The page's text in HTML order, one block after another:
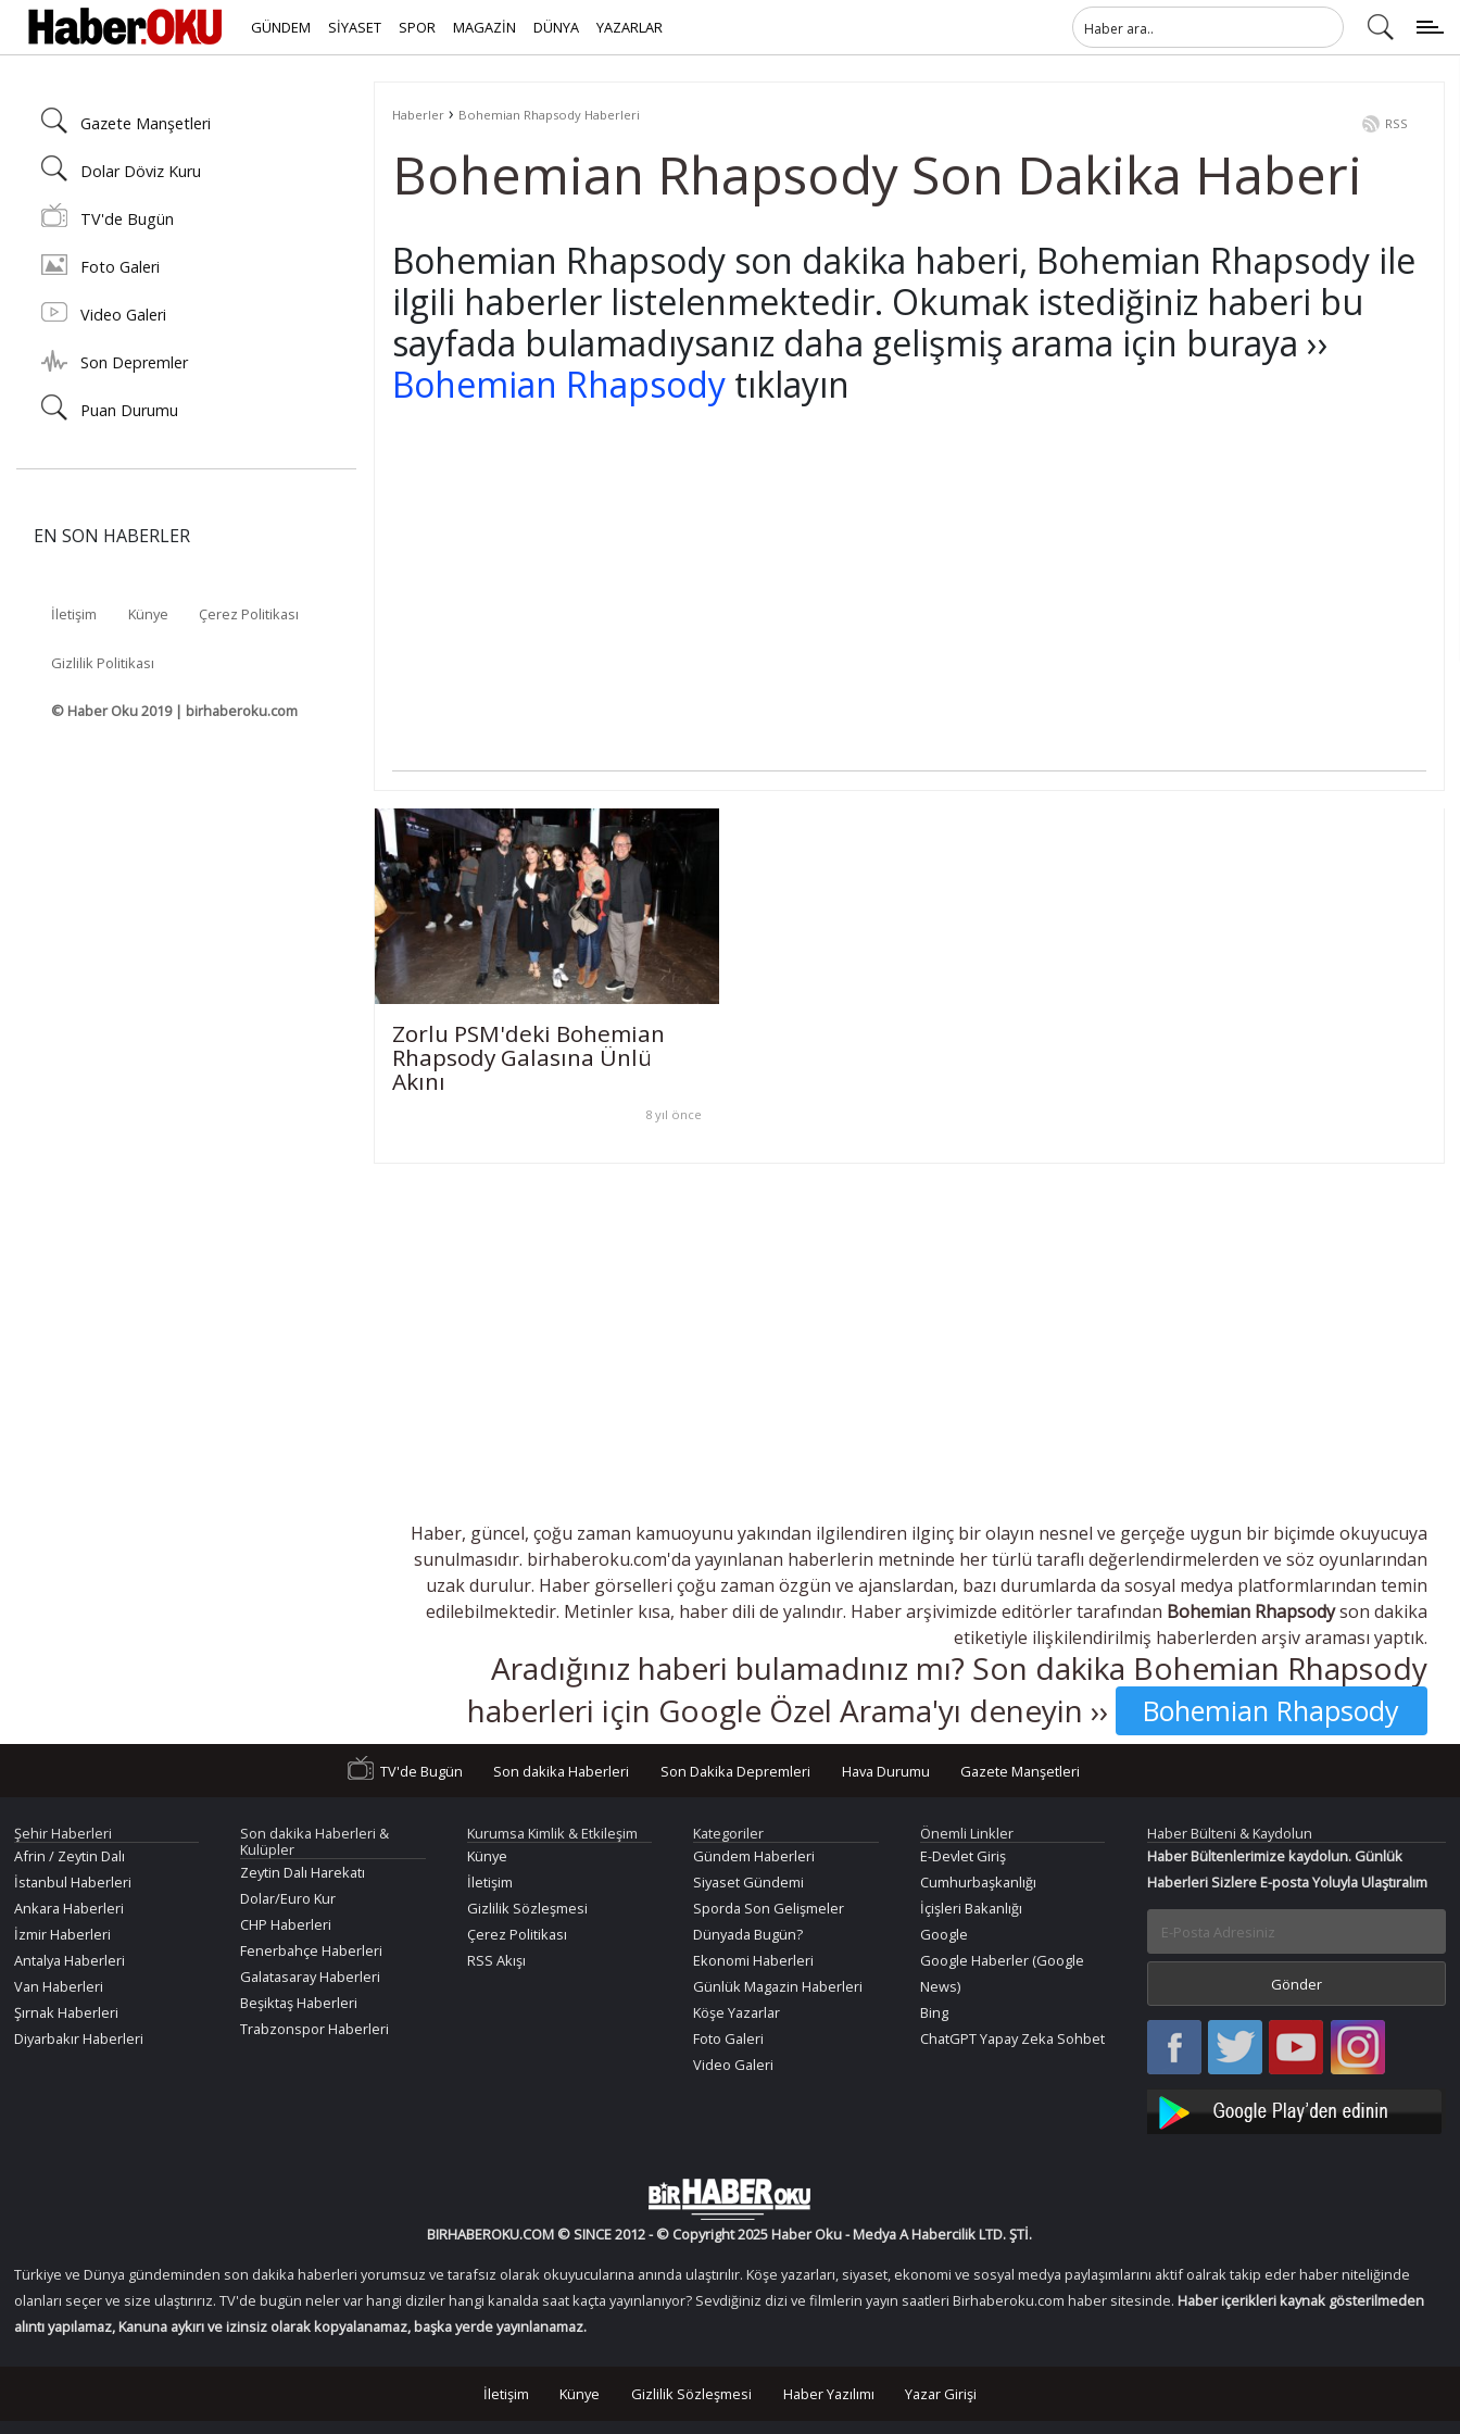
GÜNDEM SİYASET SPOR MAGAZİN DÜNYA YAZARLAR
Haberler› Bohemian Rhapsody Haberleri
RSS
Bohemian Rhapsody Son Dakika Haberi
Bohemian Rhapsody son dakika haberi, Bohemian Rhapsody ile
ilgili haberler listelenmektedir. Okumak istediğiniz haberi bu
sayfada bulamadıysanız daha gelişmiş arama için buraya ››
Bohemian Rhapsodytıklayın
Zorlu PSM'deki Bohemian
Rhapsody Galasına Ünlü
Akını
8 yıl önce
Haber, güncel, çoğu zaman kamuoyunu yakından ilgilendiren ilginç bir olayın nesnel ve gerçeğe uygun bir biçimde okuyucuya
sunulmasıdır. birhaberoku.com'da yayınlanan haberlerin metninde her türlü taraflı değerlendirmelerden ve söz oyunlarından
uzak durulur. Haber görselleri çoğu zaman özgün ve ajanslardan, bazı durumlarda da sosyal medya platformlarından temin
edilebilmektedir. Metinler kısa, haber dili de yalındır. Haber arşivimizde editörler tarafından Bohemian Rhapsodyson dakika
etiketiyle ilişkilendirilmiş haberlerden arşiv araması yaptık.
Aradığınız haberi bulamadınız mı? Son dakika Bohemian Rhapsody
haberleri için Google Özel Arama'yı deneyin ››
Bohemian Rhapsody
Gazete Manşetleri
Dolar Döviz Kuru
TV'de Bugün
Foto Galeri
Video Galeri
Son Depremler
Puan Durumu
EN SON HABERLER
İletişim Künye Çerez Politikası
Gizlilik Politikası
© Haber Oku 2019 | birhaberoku.com
TV'de Bugün Son dakika Haberleri Son Dakika Depremleri Hava Durumu Gazete Manşetleri
Şehir Haberleri
Afrin / Zeytin Dalı
İstanbul Haberleri
Ankara Haberleri
İzmir Haberleri
Antalya Haberleri
Van Haberleri
Şırnak Haberleri
Diyarbakır Haberleri
Son dakika Haberleri &
Kulüpler
Zeytin Dalı Harekatı
Dolar/Euro Kur
CHP Haberleri
Fenerbahçe Haberleri
Galatasaray Haberleri
Beşiktaş Haberleri
Trabzonspor Haberleri
Kurumsa Kimlik & Etkileşim
Künye
İletişim
Gizlilik Sözleşmesi
Çerez Politikası
RSS Akışı
Kategoriler
Gündem Haberleri
Siyaset Gündemi
Sporda Son Gelişmeler
Dünyada Bugün?
Ekonomi Haberleri
Günlük Magazin Haberleri
Köşe Yazarlar
Foto Galeri
Video Galeri
Önemli Linkler
E-Devlet Giriş
Cumhurbaşkanlığı
İçişleri Bakanlığı
Google
Google Haberler (Google
News)
Bing
ChatGPT Yapay Zeka Sohbet
Haber Bülteni & Kaydolun
Haber Bültenlerimize kaydolun. Günlük
Haberleri Sizlere E-posta Yoluyla Ulaştıralım
Haber
Oku
Haber
Oku
Bir
Haber
YouTube
Bir
Haber
Instagram
BIRHABEROKU.COM © SINCE 2012 - © Copyright 2025 Haber Oku - Medya A Habercilik LTD. ŞTİ.
Türkiye ve Dünya gündeminden son dakika haberleri yorumsuz ve tarafsız olarak okuyucularına anında ulaştırılır. Köşe yazarları, siyaset, ekonomi ve sosyal medya paylaşımlarını aktif oalrak takip eder haber niteliğinde
olanları seçer ve size ulaştırırız. TV'de bugün neler var hangi diziler hangi kanalda saat kaçta yayınlanıyor? Sevdiğiniz dizi ve filmlerin yayın saatleri Birhaberoku.com haber sitesinde. Haber içerikleri kaynak gösterilmeden
alıntı yapılamaz, Kanuna aykırı ve izinsiz olarak kopyalanamaz, başka yerde yayınlanamaz.
İletişim Künye Gizlilik Sözleşmesi Haber Yazılımı Yazar Girişi